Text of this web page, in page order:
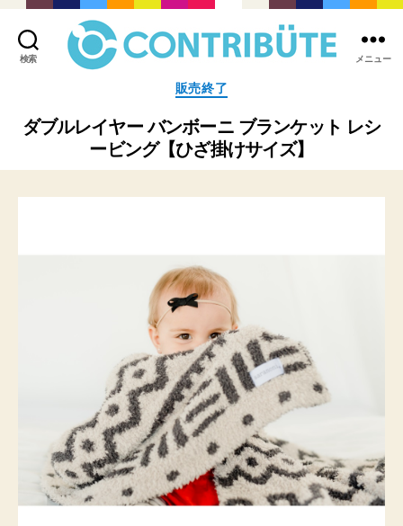
検索
式
社
コ
ン
ト
(
Contribute,inc.
メニュー
カ
テ
リ
ー
販売終了
ダブルレイヤー バンボーニ ブランケット レシ
ービング【ひざ掛けサイズ】